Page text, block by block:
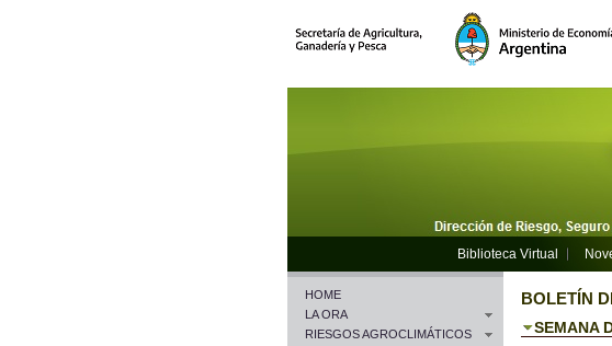
Biblioteca Virtual
HOME
LA ORA
RIESGOS AGROCLIMÁTICOS
BOLETÍN
SEMANA